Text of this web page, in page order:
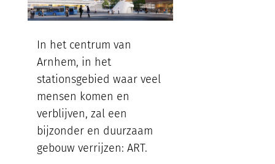
In het centrum van
Arnhem, in het
stationsgebied waar veel
mensen komen en
verblijven, zal een
bijzonder en duurzaam
gebouw verrijzen: ART.